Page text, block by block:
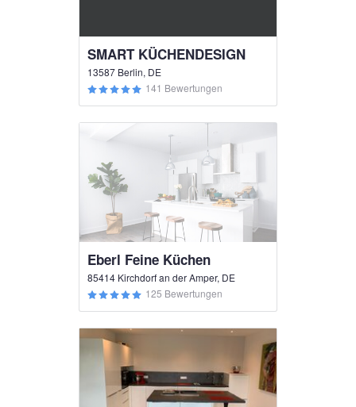
SMART KÜCHENDESIGN
13587 Berlin, DE
141 Bewertungen
Eberl Feine Küchen
85414 Kirchdorf an der Amper, DE
125 Bewertungen